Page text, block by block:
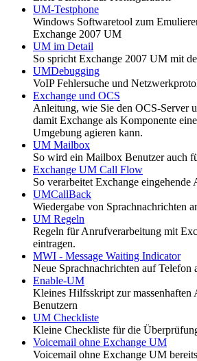
UM-Testphone
Windows Softwaretool zum
Exchange 2007 UM
UM im Detail
So spricht Exchange 2007 UM mit
UMDebugging
VoIP Fehlersuche und
Exchange und OCS
Anleitung, wie Sie den OCS-Server
damit Exchange als Komponente
Umgebung agieren kann.
UM Mailbox
So wird ein Mailbox Benutzer auch
Exchange UM Call Flow
So verarbeitet Exchange eingehende
UMCallBack
Wiedergabe von Sprachnachrichten
UM Regeln
Regeln für Anrufverarbeitung mit
eintragen.
MWI - Message Waiting Indicator
Neue Sprachnachrichten auf Telefon
Enable-UM
Kleines Hilfsskript zur
Benutzern
UM Checkliste
Kleine Checkliste für die
Voicemail ohne Exchange UM
Voicemail ohne Exchange UM